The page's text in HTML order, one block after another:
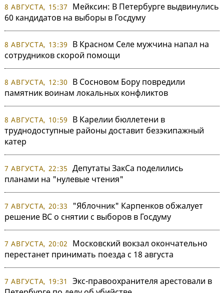
8 АВГУСТА, 15:37
Мейксин: В Петербурге выдвинулись
60 кандидатов на выборы в Госдуму
8 АВГУСТА, 13:39
В Красном Селе мужчина напал на
сотрудников скорой помощи
8 АВГУСТА, 12:30
В Сосновом Бору повредили
памятник воинам локальных конфликтов
8 АВГУСТА, 10:59
В Карелии бюллетени в
труднодоступные районы доставит безэкипажный
катер
7 АВГУСТА, 22:35 Депутаты ЗакСа поделились
планами на "нулевые чтения"
7 АВГУСТА, 20:33
"Яблочник" Карпенков обжалует
решение ВС о снятии с выборов в Госдуму
7 АВГУСТА, 20:02
Московский вокзал окончательно
перестанет принимать поезда с 18 августа
7 АВГУСТА, 19:31
Экс-правоохранителя арестовали в